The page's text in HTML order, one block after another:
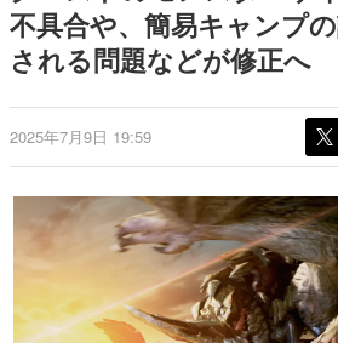
ルを網羅するほか、開発者へ
解説を掲載。約20年の歴史が
若ゲのいたり〜ゲームク
一先生によるゲーム業界レポ
なんでゲームは面白い？
具体的な形から解き明かして
です。
ゲームが変えた日本語
「経験値」「裏技」「ラスボ
の起源や用法の変遷を、コン
イニーP氏が徹底調査。
不具合や、簡易キャンプ
される問題などが修正へ
2025年7月9日 19:59